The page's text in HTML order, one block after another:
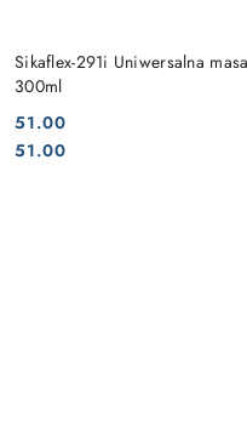
Sikaflex-291i Uniwersalna
300ml
Cena:
51.00
Cena:
51.00